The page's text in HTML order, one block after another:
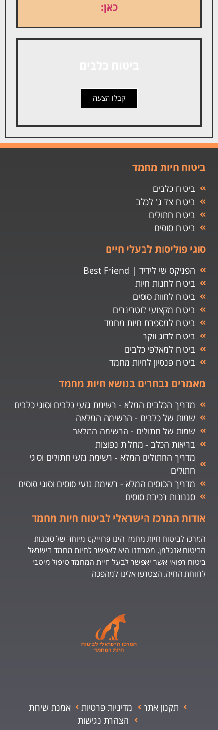
כאן:
קבלו הצעה
ביטוח חיות מחמד
ביטוח כלבים
ביטוח צד ג' לכלב
ביטוח חתולים
ביטוח סוסים
סוגי פוליסות לבעלי חיים
הפניקס שי לידיד | Best Friend
ביטוח לחנות חיות
ביטוח לחוות סוסים
ביטוח מקצועי לוטרינרים
ביטוח למספרת חיות מחמד
ביטוח לדוג ווקר
ביטוח למאלפי כלבים
ביטוח פנסיון לחיות מחמד
מאמרים נבחרים בנושא חיות מחמד
מדריך הכלבים המלא - רשימת גזעי כלבים וסוגי כלבים
שמות של כלבים - הרשימה המלאה
שמות של חתולים - הרשימה המלאה
בריאות הכלב - מחלות נפוצות
מדריך החתולים המלא - רשימת גזעי חתולים וסוגי
חתולים
מדריך הסוסים המלא - רשימת גזעי סוסים וסוגי סוסים
סגנונות רכיבת סוסים
אודות המרכז הישראלי לביטוח חיות מחמד
המרכז לביטוח חיות מחמד הינו פרוייקט מיוחד של סוכנות
הביטוח אנגלמן. מטרתנו היא לאפשר לחיות מחמד בישראל
ביטוח רפואי אשר יאפשר לבעל חיית המחמד טיפול מיטבי
לרווחת החיה. הצטרפו אלינו למהפכה!
תקנון אתר מדיניות פרטיות
אמנת שירות
הצהרת נגישות